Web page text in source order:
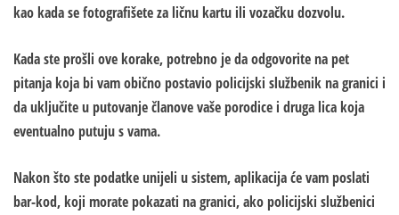
kao kada se fotografišete za ličnu kartu ili vozačku dozvolu.
Kada ste prošli ove korake, potrebno je da odgovorite na pet
pitanja koja bi vam obično postavio policijski službenik na granici i
da uključite u putovanje članove vaše porodice i druga lica koja
eventualno putuju s vama.
Nakon što ste podatke unijeli u sistem, aplikacija će vam poslati
bar-kod, koji morate pokazati na granici, ako policijski službenici